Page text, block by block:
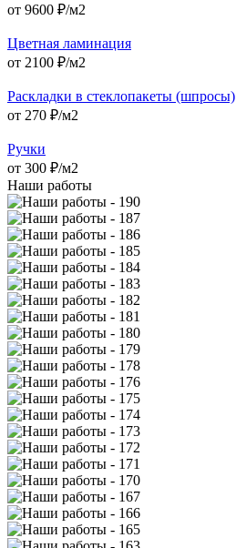
от 9600 ₽/м2
Цветная ламинация
от 2100 ₽/м2
Раскладки в стеклопакеты (шпросы)
от 270 ₽/м2
Ручки
от 300 ₽/м2
Наши работы